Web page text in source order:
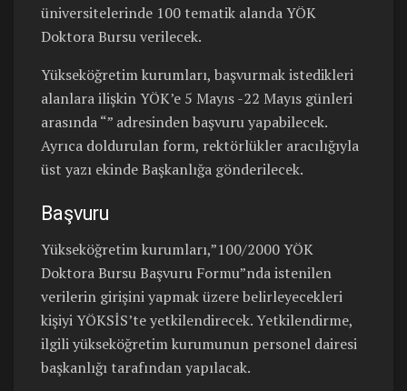
üniversitelerinde 100 tematik alanda YÖK
Doktora Bursu verilecek.
Yükseköğretim kurumları, başvurmak istedikleri
alanlara ilişkin YÖK’e 5 Mayıs -22 Mayıs günleri
arasında “” adresinden başvuru yapabilecek.
Ayrıca doldurulan form, rektörlükler aracılığıyla
üst yazı ekinde Başkanlığa gönderilecek.
Başvuru
Yükseköğretim kurumları,”100/2000 YÖK
Doktora Bursu Başvuru Formu”nda istenilen
verilerin girişini yapmak üzere belirleyecekleri
kişiyi YÖKSİS’te yetkilendirecek. Yetkilendirme,
ilgili yükseköğretim kurumunun personel dairesi
başkanlığı tarafından yapılacak.